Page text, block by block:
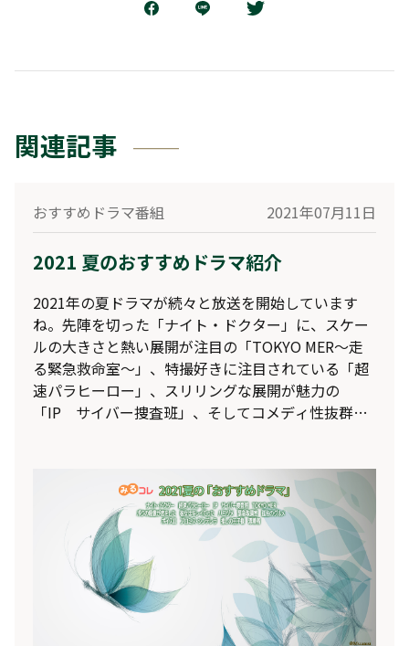
関連記事
おすすめドラマ番組 2021年07月11日
2021 夏のおすすめドラマ紹介
2021年の夏ドラマが続々と放送を開始しています
ね。先陣を切った「ナイト・ドクター」に、スケー
ルの大きさと熱い展開が注目の「TOKYO MER～走
る緊急救命室～」、特撮好きに注目されている「超
速パラヒーロー」、スリリングな展開が魅力の
「IP サイバー捜査班」、そしてコメディ性抜群の
レグザの「おすすめドラマ」で自動録画される、
2021年夏のおすすめのドラマ群をご紹介しちゃいま
す♪_________________________________プロ
ミス・シンデレラ